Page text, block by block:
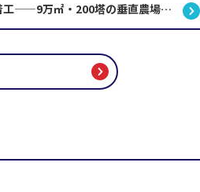
ドバイ「ギガファーム」着工——9万㎡・200塔の垂直農場が変える建設と食の未来